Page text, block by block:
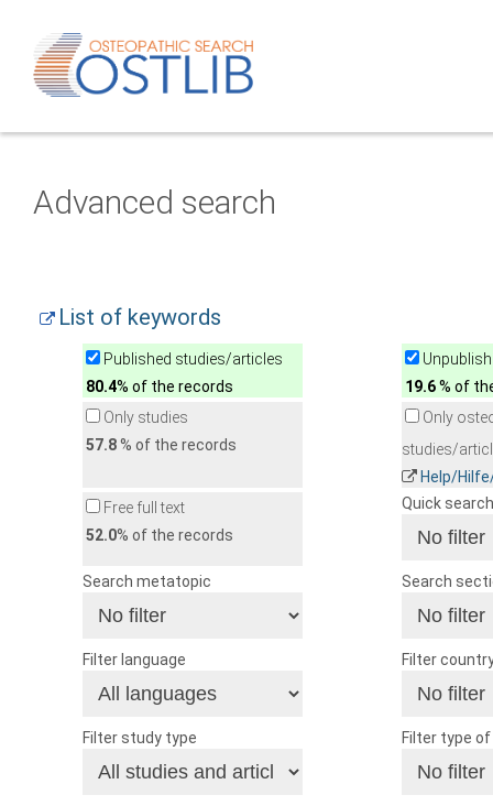
Advanced search
List of keywords
Published studies/articles
80.4% of the records
19.6% of
Only studies
57.8% of the records
Only
studies/
Help/
Free full text
52.0% of the records
Quick search
Search metatopic Search
Filter language Filter
Filter study type Filter type